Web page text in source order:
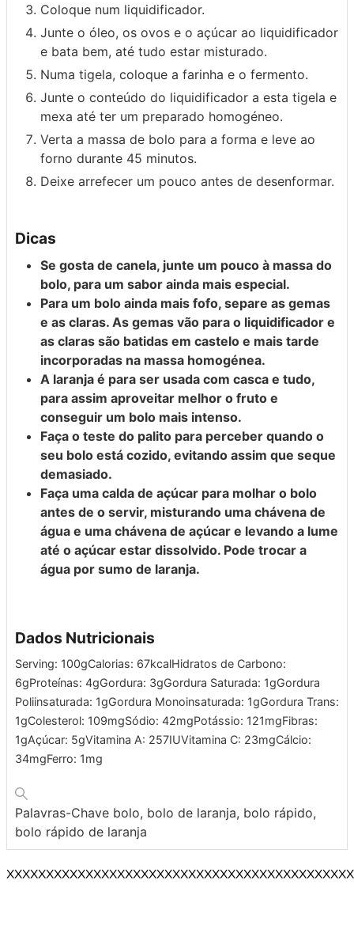
Coloque num liquidificador.
Junte o óleo, os ovos e o açúcar ao liquidificador
e bata bem, até tudo estar misturado.
Numa tigela, coloque a farinha e o fermento.
Junte o conteúdo do liquidificador a esta tigela e
mexa até ter um preparado homogéneo.
Verta a massa de bolo para a forma e leve ao
forno durante 45 minutos.
Deixe arrefecer um pouco antes de desenformar.
Dicas
Se gosta de canela, junte um pouco à massa do
bolo, para um sabor ainda mais especial.
Para um bolo ainda mais fofo, separe as gemas
e as claras. As gemas vão para o liquidificador e
as claras são batidas em castelo e mais tarde
incorporadas na massa homogénea.
A laranja é para ser usada com casca e tudo,
para assim aproveitar melhor o fruto e
conseguir um bolo mais intenso.
Faça o teste do palito para perceber quando o
seu bolo está cozido, evitando assim que seque
demasiado.
Faça uma calda de açúcar para molhar o bolo
antes de o servir, misturando uma chávena de
água e uma chávena de açúcar e levando a lume
até o açúcar estar dissolvido. Pode trocar a
água por sumo de laranja.
Dados Nutricionais
Serving: 100gCalorias: 67kcalHidratos de Carbono:
6gProteínas: 4gGordura: 3gGordura Saturada: 1gGordura
Poliinsaturada: 1gGordura Monoinsaturada: 1gGordura Trans:
1gColesterol: 109mgSódio: 42mgPotássio: 121mgFibras:
1gAçúcar: 5gVitamina A: 257IUVitamina C: 23mgCálcio:
34mgFerro: 1mg
Palavras-Chave bolo, bolo de laranja, bolo rápido,
bolo rápido de laranja